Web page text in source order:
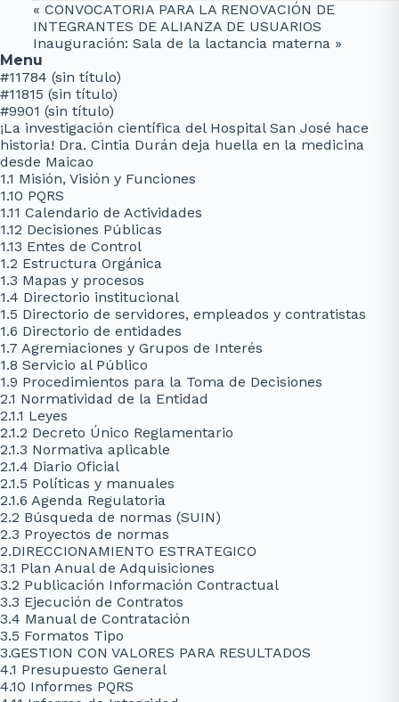
«CONVOCATORIA PARA LA RENOVACIÓN DE
INTEGRANTES DE ALIANZA DE USUARIOS
Inauguración: Sala de la lactancia materna »
Menu
#11784 (sin título)
#11815 (sin título)
#9901 (sin título)
¡La investigación científica del Hospital San José hace
historia! Dra. Cintia Durán deja huella en la medicina
desde Maicao
1.1 Misión, Visión y Funciones
1.10 PQRS
1.11 Calendario de Actividades
1.12 Decisiones Públicas
1.13 Entes de Control
1.2 Estructura Orgánica
1.3 Mapas y procesos
1.4 Directorio institucional
1.5 Directorio de servidores, empleados y contratistas
1.6 Directorio de entidades
1.7 Agremiaciones y Grupos de Interés
1.8 Servicio al Público
1.9 Procedimientos para la Toma de Decisiones
2.1 Normatividad de la Entidad
2.1.1 Leyes
2.1.2 Decreto Único Reglamentario
2.1.3 Normativa aplicable
2.1.4 Diario Oficial
2.1.5 Políticas y manuales
2.1.6 Agenda Regulatoria
2.2 Búsqueda de normas (SUIN)
2.3 Proyectos de normas
2.DIRECCIONAMIENTO ESTRATEGICO
3.1 Plan Anual de Adquisiciones
3.2 Publicación Información Contractual
3.3 Ejecución de Contratos
3.4 Manual de Contratación
3.5 Formatos Tipo
3.GESTION CON VALORES PARA RESULTADOS
4.1 Presupuesto General
4.10 Informes PQRS